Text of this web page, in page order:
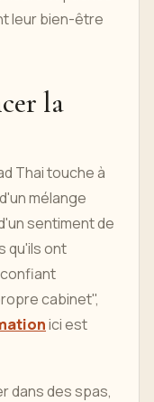
leur bien-être
la
Thai touche à
mélange
sentiment de
qu'ils ont
cabinet",
ici est
dans des spas,